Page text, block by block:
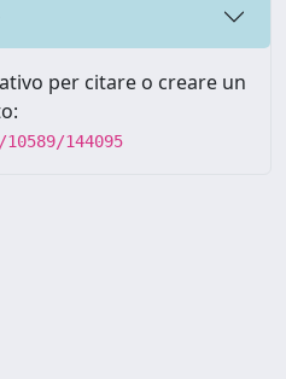
per citare o creare un
144095